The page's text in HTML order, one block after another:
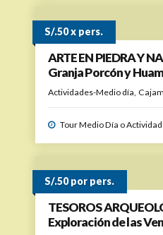
S/.50 x pers.
ARTE EN PIEDRA Y
Granja Porcón y
Actividades-Medio día
Tour Medio Día o
S/.50 por pers.
TESOROS
Exploración de las